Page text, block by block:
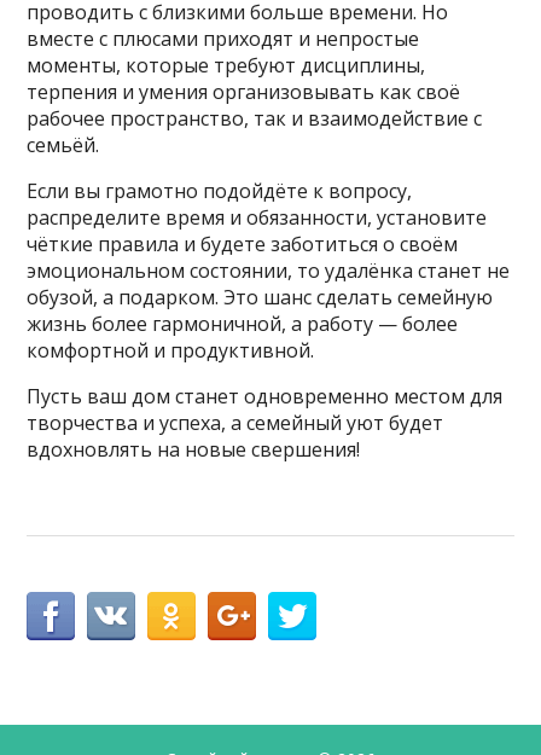
проводить с близкими больше времени. Но
вместе с плюсами приходят и непростые
моменты, которые требуют дисциплины,
терпения и умения организовывать как своё
рабочее пространство, так и взаимодействие с
семьёй.
Если вы грамотно подойдёте к вопросу,
распределите время и обязанности, установите
чёткие правила и будете заботиться о своём
эмоциональном состоянии, то удалёнка станет не
обузой, а подарком. Это шанс сделать семейную
жизнь более гармоничной, а работу — более
комфортной и продуктивной.
Пусть ваш дом станет одновременно местом для
творчества и успеха, а семейный уют будет
вдохновлять на новые свершения!